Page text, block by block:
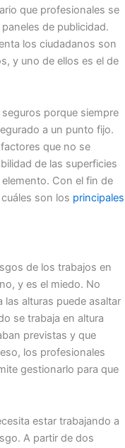
que profesionales se
de publicidad.
los ciudadanos son
y uno de ellos es el de
porque siempre
a un punto fijo.
que no se
de las superficies
Con el fin de
son los principales
de los trabajos en
y es el miedo. No
alturas puede asaltar
se trabaja en altura
previstas y que
los profesionales
gestionarlo para que
estar trabajando a
A partir de dos